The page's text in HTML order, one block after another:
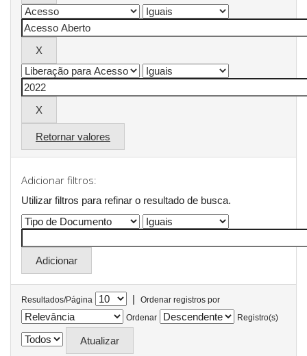
Retornar valores
Adicionar filtros:
Utilizar filtros para refinar o resultado de busca.
Resultados/Página |
Ordenar registros por
Ordenar
Registro(s)